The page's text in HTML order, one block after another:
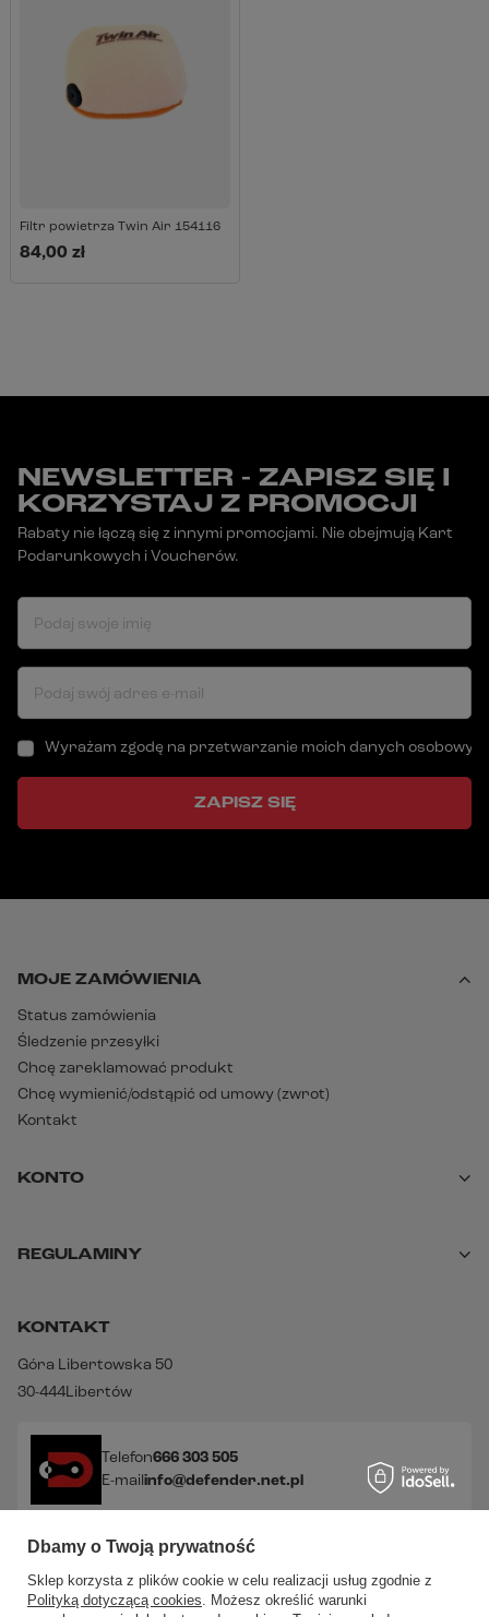
Filtr powietrza Twin Air 154116
84,00 zł
NEWSLETTER - ZAPISZ SIĘ I
KORZYSTAJ Z PROMOCJI
Rabaty nie łączą się z innymi promocjami. Nie obejmują Kart
Podarunkowych i Voucherów.
Podaj swoje imię
Podaj swój adres e-mail
Wyrażam zgodę na przetwarzanie moich danych
ZAPISZ SIĘ
MOJE ZAMÓWIENIA
Status zamówienia
Śledzenie przesyłki
Chcę zareklamować produkt
Chcę wymienić/odstąpić od umowy (zwrot)
Kontakt
KONTO
REGULAMINY
KONTAKT
Góra Libertowska 50
30-444Libertów
Telefon666 303 505
E-mailinfo@defender.net.pl
Dbamy o Twoją prywatność
Sklep korzysta z plików cookie w celu realizacji usług zgodnie z
Polityką dotyczącą cookies. Możesz określić warunki